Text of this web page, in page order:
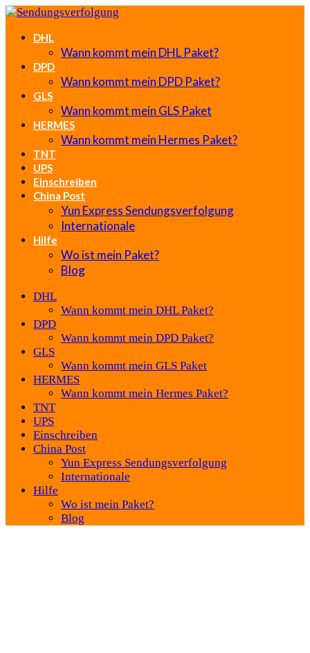
DHL
Wann kommt mein DHL Paket?
DPD
Wann kommt mein DPD Paket?
GLS
Wann kommt mein GLS Paket
HERMES
Wann kommt mein Hermes Paket?
TNT
UPS
Einschreiben
China Post
Yun Express Sendungsverfolgung
Internationale
Hilfe
Wo ist mein Paket?
Blog
DHL
Wann kommt mein DHL Paket?
DPD
Wann kommt mein DPD Paket?
GLS
Wann kommt mein GLS Paket
HERMES
Wann kommt mein Hermes Paket?
TNT
UPS
Einschreiben
China Post
Yun Express Sendungsverfolgung
Internationale
Hilfe
Wo ist mein Paket?
Blog